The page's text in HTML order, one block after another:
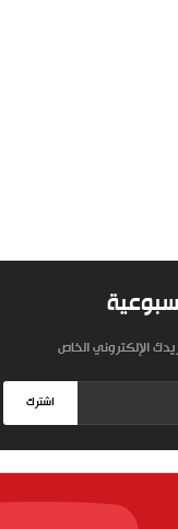
الإلكتروني الخاص
اشترك